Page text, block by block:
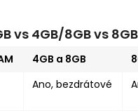
vs 4GB/8GB vs
4GB a 8GB
Ano, bezdrátové